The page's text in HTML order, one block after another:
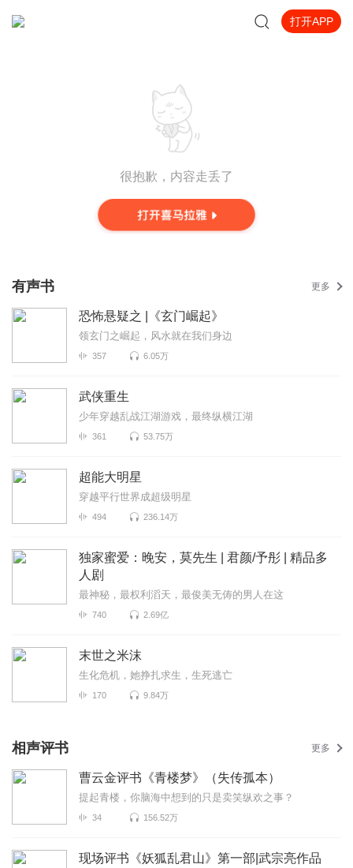
打开APP
很抱歉，内容走丢了
有声书 更多
恐怖悬疑之 |《玄门崛起》
领玄门之崛起，风水就在我们身边
357 6.05万
武侠重生
少年穿越乱战江湖游戏，最终纵横江湖
361 53.75万
超能大明星
穿越平行世界成超级明星
494 236.14万
独家蜜爱：晚安，莫先生 | 君颜/予彤 | 精品多
人剧
最神秘，最权利滔天，最俊美无俦的男人在这
740 2.69亿
末世之米沫
生化危机，她挣扎求生，生死逃亡
170 9.84万
相声评书 更多
曹云金评书《青楼梦》（失传孤本）
提起青楼，你脑海中想到的只是卖笑纵欢之事？
34 156.52万
现场评书《妖狐乱君山》第一部|武宗亮作品